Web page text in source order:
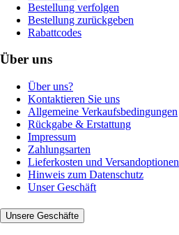
Bestellung verfolgen
Bestellung zurückgeben
Rabattcodes
Über uns
Über uns?
Kontaktieren Sie uns
Allgemeine Verkaufsbedingungen
Rückgabe & Erstattung
Impressum
Zahlungsarten
Lieferkosten und Versandoptionen
Hinweis zum Datenschutz
Unser Geschäft
Unsere Geschäfte